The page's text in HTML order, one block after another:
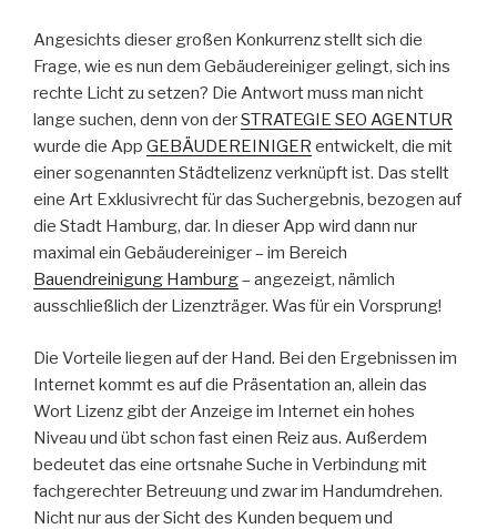
Angesichts dieser großen Konkurrenz stellt sich die
Frage, wie es nun dem Gebäudereiniger gelingt, sich ins
rechte Licht zu setzen? Die Antwort muss man nicht
lange suchen, denn von derSTRATEGIE SEO AGENTUR
wurde die App GEBÄUDEREINIGER entwickelt, die mit
einer sogenannten Städtelizenz verknüpft ist. Das stellt
eine Art Exklusivrecht für das Suchergebnis, bezogen auf
die Stadt Hamburg, dar. In dieser App wird dann nur
maximal ein Gebäudereiniger – im Bereich
Bauendreinigung Hamburg– angezeigt, nämlich
ausschließlich der Lizenzträger. Was für ein Vorsprung!
Die Vorteile liegen auf der Hand. Bei den Ergebnissen im
Internet kommt es auf die Präsentation an, allein das
Wort Lizenz gibt der Anzeige im Internet ein hohes
Niveau und übt schon fast einen Reiz aus. Außerdem
bedeutet das eine ortsnahe Suche in Verbindung mit
fachgerechter Betreuung und zwar im Handumdrehen.
Nicht nur aus der Sicht des Kunden bequem und